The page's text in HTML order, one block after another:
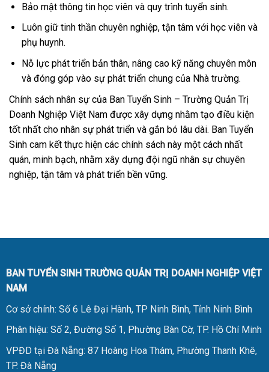
Bảo mật thông tin học viên và quy trình tuyển sinh.
Luôn giữ tinh thần chuyên nghiệp, tận tâm với học viên và
phụ huynh.
Nỗ lực phát triển bản thân, nâng cao kỹ năng chuyên môn
và đóng góp vào sự phát triển chung của Nhà trường.
Chính sách nhân sự của Ban Tuyển Sinh – Trường Quản Trị
Doanh Nghiệp Việt Nam được xây dựng nhằm tạo điều kiện
tốt nhất cho nhân sự phát triển và gắn bó lâu dài. Ban Tuyển
Sinh cam kết thực hiện các chính sách này một cách nhất
quán, minh bạch, nhằm xây dựng đội ngũ nhân sự chuyên
nghiệp, tận tâm và phát triển bền vững.
BAN TUYỂN SINH TRƯỜNG QUẢN TRỊ DOANH NGHIỆP VIỆT
NAM
Cơ sở chính: Số 6 Lê Đại Hành, TP Ninh Bình, Tỉnh Ninh Bình
Phân hiệu: Số 2, Đường Số 1, Phường Bàn Cờ, TP. Hồ Chí Minh
VPĐD tại Đà Nẵng: 87 Hoàng Hoa Thám, Phường Thanh Khê,
TP. Đà Nẵng